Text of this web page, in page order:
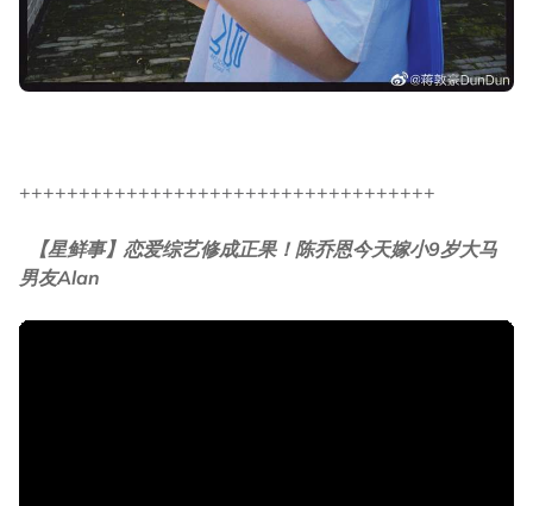
+++++++++++++++++++++++++++++++++++
【星鲜事】恋爱综艺修成正果！陈乔恩今天嫁小9岁大马
男友Alan